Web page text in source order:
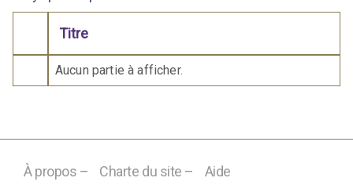
Comporte des pièces jointes
Titre
Aucun partie à afficher.
À propos – Charte du site – Aide